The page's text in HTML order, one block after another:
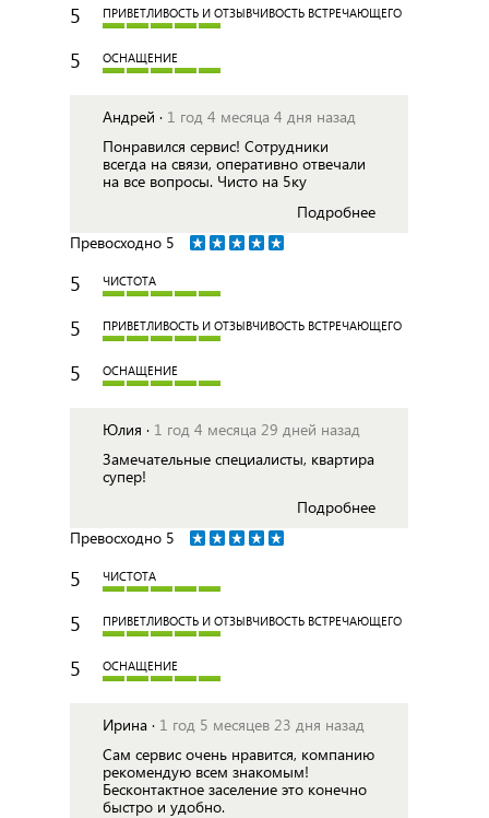
5 ПРИВЕТЛИВОСТЬ И ОТЗЫВЧИВОСТЬ ВСТРЕЧАЮЩЕГО
5 ОСНАЩЕНИЕ
Андрей · 1 год 4 месяца 4 дня назад
Понравился сервис! Сотрудники
всегда на связи, оперативно отвечали
на все вопросы. Чисто на 5ку
Подробнее
Превосходно 5
5 ЧИСТОТА
5 ПРИВЕТЛИВОСТЬ И ОТЗЫВЧИВОСТЬ ВСТРЕЧАЮЩЕГО
5 ОСНАЩЕНИЕ
Юлия · 1 год 4 месяца 29 дней назад
Замечательные специалисты, квартира
супер!
Подробнее
Превосходно 5
5 ЧИСТОТА
5 ПРИВЕТЛИВОСТЬ И ОТЗЫВЧИВОСТЬ ВСТРЕЧАЮЩЕГО
5 ОСНАЩЕНИЕ
Ирина · 1 год 5 месяцев 23 дня назад
Сам сервис очень нравится, компанию
рекомендую всем знакомым!
Бесконтактное заселение это конечно
быстро и удобно.